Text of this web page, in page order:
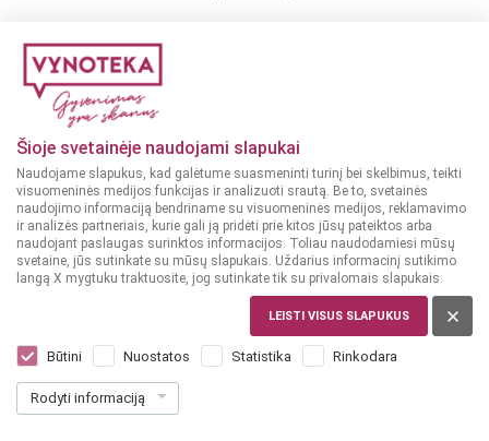
Šioje svetainėje naudojami slapukai
Naudojame slapukus, kad galėtume suasmeninti turinį bei skelbimus, teikti
visuomeninės medijos funkcijas ir analizuoti srautą. Be to, svetainės
naudojimo informaciją bendriname su visuomeninės medijos, reklamavimo
ir analizės partneriais, kurie gali ją pridėti prie kitos jūsų pateiktos arba
naudojant paslaugas surinktos informacijos. Toliau naudodamiesi mūsų
svetaine, jūs sutinkate su mūsų slapukais. Uždarius informacinį sutikimo
langą X mygtuku traktuosite, jog sutinkate tik su privalomais slapukais.
LEISTI VISUS SLAPUKUS
Būtini Nuostatos Statistika Rinkodara
Rodyti informaciją
Baika Klasichna Vodka 0,5 l
Dar nėra balsų, galite įvertinti
999€ 19.98 € / L